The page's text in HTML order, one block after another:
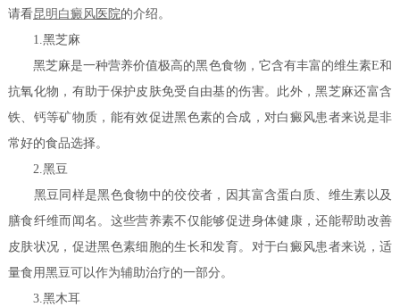
请看昆明白癜风 医院的介绍。
1.黑芝麻
黑芝麻是一种营养价值极高的黑色食物，它含有丰富的维生素E和
抗氧化物，有助于保护皮肤免受自由基的伤害。此外，黑芝麻还富含
铁、钙等矿物质，能有效促进黑色素的合成，对白癜风患者来说是非
常好的食品选择。
2.黑豆
黑豆同样是黑色食物中的佼佼者，因其富含蛋白质、维生素以及
膳食纤维而闻名。这些营养素不仅能够促进身体健康，还能帮助改善
皮肤状况，促进黑色素细胞的生长和发育。对于白癜风患者来说，适
量食用黑豆可以作为辅助治疗的一部分。
3.黑木耳